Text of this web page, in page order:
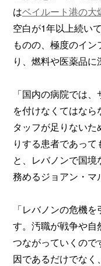
はベイルート港の大
空白が1年以上続い
ものの、極度のイ
り、燃料や医薬品に
「国内の病院では
を付けなくてはな
タッフが足りない
りする患者であって
と、レバノンで国
務めるジョアン・マ
「レバノンの危機
す。汚職が戦争や自
つながっていくの
因であるだけでなく